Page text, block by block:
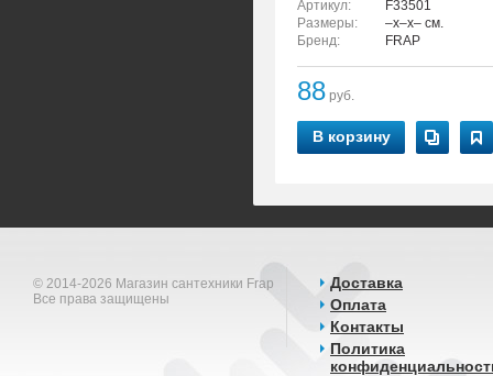
Артикул:
F33501
Размеры:
–x–x– см.
Бренд:
FRAP
88 руб.
В корзину
© 2014-2026 Магазин сантехники Frap
Все права защищены
Доставка
Оплата
Контакты
Политика